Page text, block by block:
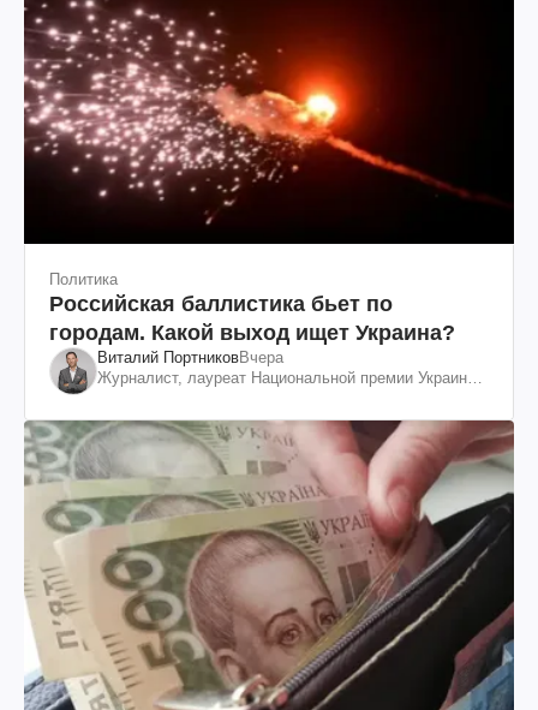
Политика
Российская баллистика бьет по
городам. Какой выход ищет Украина?
Виталий ПортниковВчера
Журналист, лауреат Национальной премии Украины